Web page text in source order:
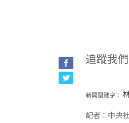
新聞關鍵字：
記者：中央